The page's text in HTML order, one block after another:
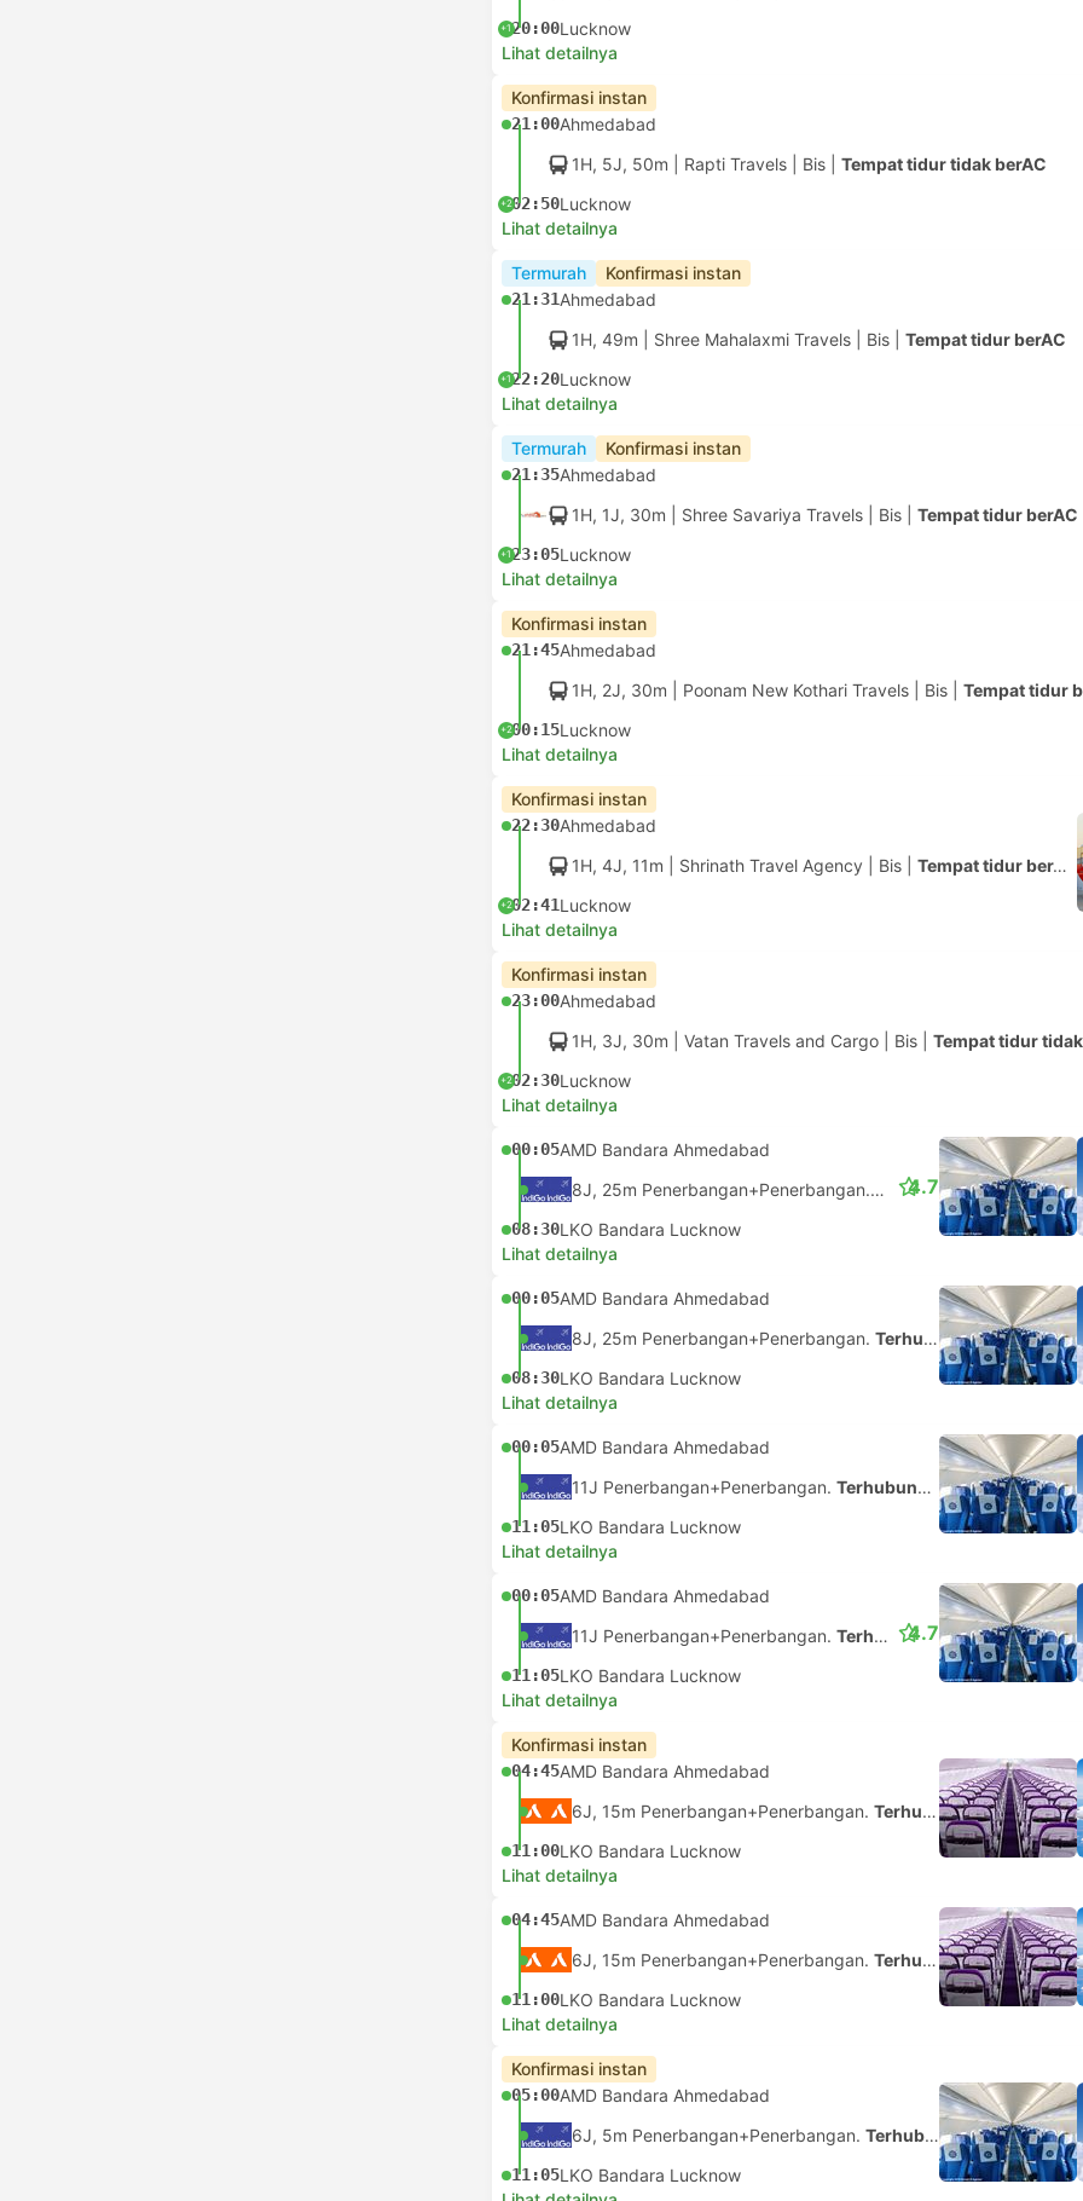
+120:00Lucknow
Lihat detailnya
Konfirmasi instan
21:00Ahmedabad
1H, 5J, 50m | Rapti Travels Bis Tempat tidur tidak berAC
+202:50Lucknow
Lihat detailnya
Termurah Konfirmasi instan
21:31Ahmedabad
1H, 49m | Shree Mahalaxmi Travels Bis Tempat tidur berAC
+122:20Lucknow
Lihat detailnya
Termurah Konfirmasi instan
21:35Ahmedabad
1H, 1J, 30m | Shree Savariya Travels Bis Tempat tidur berAC
+123:05Lucknow
Lihat detailnya
Konfirmasi instan
21:45Ahmedabad
1H, 2J, 30m | Poonam New Kothari Travels Bis Tempat tidur
+200:15Lucknow
Lihat detailnya
Konfirmasi instan
22:30Ahmedabad
1H, 4J, 11m | Shrinath Travel Agency Bis Tempat tidur berAC
+202:41Lucknow
Lihat detailnya
Konfirmasi instan
23:00Ahmedabad
1H, 3J, 30m | Vatan Travels and Cargo Bis Tempat tidur
+202:30Lucknow
Lihat detailnya
00:05AMD Bandara Ahmedabad
8J, 25m Penerbangan+Penerbangan.Terhubung Sendiri
08:30LKO Bandara Lucknow
4.7
Lihat detailnya
00:05AMD Bandara Ahmedabad
8J, 25m Penerbangan+Penerbangan. Terhubung Sendiri
08:30LKO Bandara Lucknow
Lihat detailnya
00:05AMD Bandara Ahmedabad
11J Penerbangan+Penerbangan. Terhubung Sendiri
11:05LKO Bandara Lucknow
Lihat detailnya
00:05AMD Bandara Ahmedabad
11J Penerbangan+Penerbangan. Terhubung Sendiri
11:05LKO Bandara Lucknow
4.7
Lihat detailnya
Konfirmasi instan
04:45AMD Bandara Ahmedabad
6J, 15m Penerbangan+Penerbangan. Terhubung Sendiri
11:00LKO Bandara Lucknow
Lihat detailnya
04:45AMD Bandara Ahmedabad
6J, 15m Penerbangan+Penerbangan. Terhubung Sendiri
11:00LKO Bandara Lucknow
Lihat detailnya
Konfirmasi instan
05:00AMD Bandara Ahmedabad
6J, 5m Penerbangan+Penerbangan. Terhubung Sendiri
11:05LKO Bandara Lucknow